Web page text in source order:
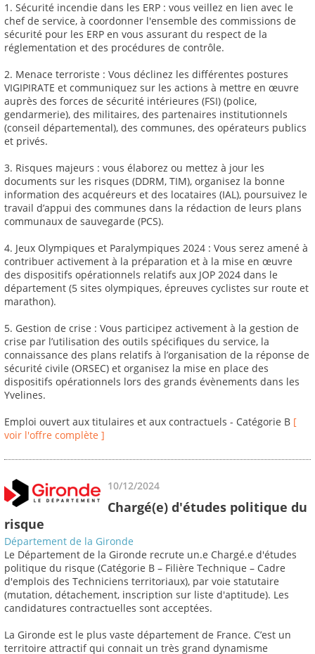
1. Sécurité incendie dans les ERP : vous veillez en lien avec le
chef de service, à coordonner l'ensemble des commissions de
sécurité pour les ERP en vous assurant du respect de la
réglementation et des procédures de contrôle.
2. Menace terroriste : Vous déclinez les différentes postures
VIGIPIRATE et communiquez sur les actions à mettre en œuvre
auprès des forces de sécurité intérieures (FSI) (police,
gendarmerie), des militaires, des partenaires institutionnels
(conseil départemental), des communes, des opérateurs publics
et privés.
3. Risques majeurs : vous élaborez ou mettez à jour les
documents sur les risques (DDRM, TIM), organisez la bonne
information des acquéreurs et des locataires (IAL), poursuivez le
travail d’appui des communes dans la rédaction de leurs plans
communaux de sauvegarde (PCS).
4. Jeux Olympiques et Paralympiques 2024 : Vous serez amené à
contribuer activement à la préparation et à la mise en œuvre
des dispositifs opérationnels relatifs aux JOP 2024 dans le
département (5 sites olympiques, épreuves cyclistes sur route et
marathon).
5. Gestion de crise : Vous participez activement à la gestion de
crise par l’utilisation des outils spécifiques du service, la
connaissance des plans relatifs à l’organisation de la réponse de
sécurité civile (ORSEC) et organisez la mise en place des
dispositifs opérationnels lors des grands évènements dans les
Yvelines.
Emploi ouvert aux titulaires et aux contractuels - Catégorie B [
voir l'offre complète ]
10/12/2024
Chargé(e) d'études politique du
risque
Département de la Gironde
Le Département de la Gironde recrute un.e Chargé.e d'études
politique du risque (Catégorie B – Filière Technique – Cadre
d'emplois des Techniciens territoriaux), par voie statutaire
(mutation, détachement, inscription sur liste d'aptitude). Les
candidatures contractuelles sont acceptées.
La Gironde est le plus vaste département de France. C’est un
territoire attractif qui connait un très grand dynamisme